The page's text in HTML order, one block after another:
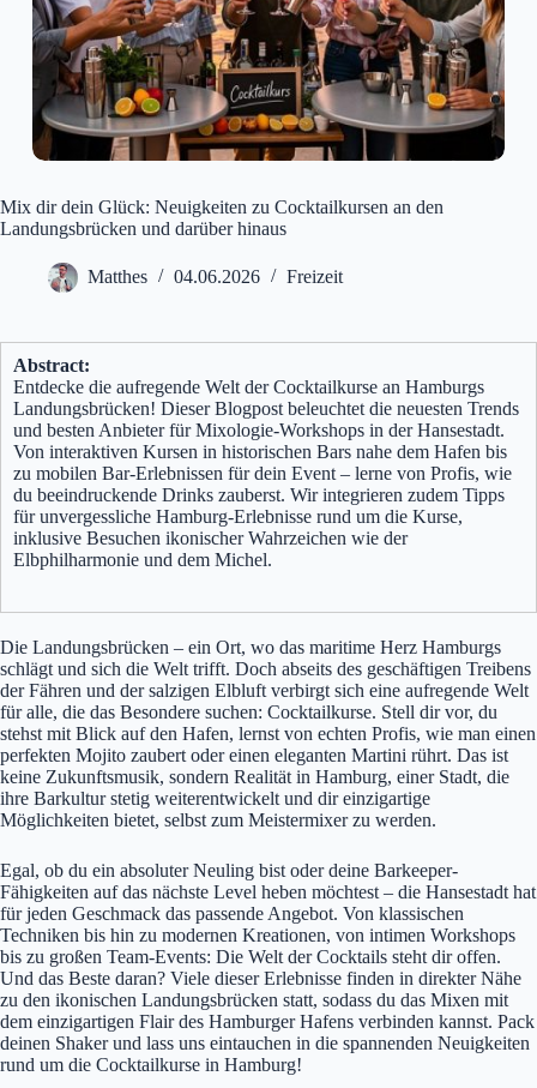
Mix dir dein Glück: Neuigkeiten zu Cocktailkursen an den
Landungsbrücken und darüber hinaus
Matthes 04.06.2026 Freizeit
Abstract:
Entdecke die aufregende Welt der Cocktailkurse an Hamburgs
Landungsbrücken! Dieser Blogpost beleuchtet die neuesten Trends
und besten Anbieter für Mixologie-Workshops in der Hansestadt.
Von interaktiven Kursen in historischen Bars nahe dem Hafen bis
zu mobilen Bar-Erlebnissen für dein Event – lerne von Profis, wie
du beeindruckende Drinks zauberst. Wir integrieren zudem Tipps
für unvergessliche Hamburg-Erlebnisse rund um die Kurse,
inklusive Besuchen ikonischer Wahrzeichen wie der
Elbphilharmonie und dem Michel.
Die Landungsbrücken – ein Ort, wo das maritime Herz Hamburgs
schlägt und sich die Welt trifft. Doch abseits des geschäftigen Treibens
der Fähren und der salzigen Elbluft verbirgt sich eine aufregende Welt
für alle, die das Besondere suchen: Cocktailkurse. Stell dir vor, du
stehst mit Blick auf den Hafen, lernst von echten Profis, wie man einen
perfekten Mojito zaubert oder einen eleganten Martini rührt. Das ist
keine Zukunftsmusik, sondern Realität in Hamburg, einer Stadt, die
ihre Barkultur stetig weiterentwickelt und dir einzigartige
Möglichkeiten bietet, selbst zum Meistermixer zu werden.
Egal, ob du ein absoluter Neuling bist oder deine Barkeeper-
Fähigkeiten auf das nächste Level heben möchtest – die Hansestadt hat
für jeden Geschmack das passende Angebot. Von klassischen
Techniken bis hin zu modernen Kreationen, von intimen Workshops
bis zu großen Team-Events: Die Welt der Cocktails steht dir offen.
Und das Beste daran? Viele dieser Erlebnisse finden in direkter Nähe
zu den ikonischen Landungsbrücken statt, sodass du das Mixen mit
dem einzigartigen Flair des Hamburger Hafens verbinden kannst. Pack
deinen Shaker und lass uns eintauchen in die spannenden Neuigkeiten
rund um die Cocktailkurse in Hamburg!